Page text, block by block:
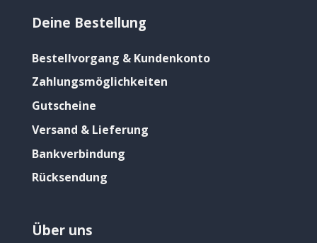
Deine Bestellung
Bestellvorgang & Kundenkonto
Zahlungsmöglichkeiten
Gutscheine
Versand & Lieferung
Bankverbindung
Rücksendung
Über uns